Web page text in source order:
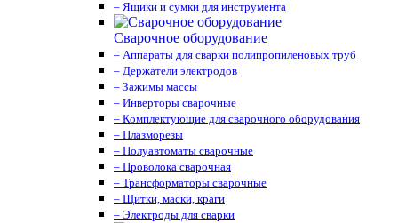
– Ящики и сумки для инструмента
Сварочное оборудование
– Аппараты для сварки полипропиленовых труб
– Держатели электродов
– Зажимы массы
– Инверторы сварочные
– Комплектующие для сварочного оборудования
– Плазморезы
– Полуавтоматы сварочные
– Проволока сварочная
– Трансформаторы сварочные
– Щитки, маски, краги
– Электроды для сварки